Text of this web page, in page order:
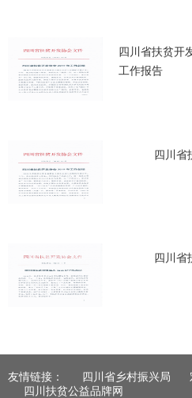
四川省扶贫开
工作报告
四川省
四川省
友情链接： 四川省乡村振兴局
四川扶贫公益品牌网